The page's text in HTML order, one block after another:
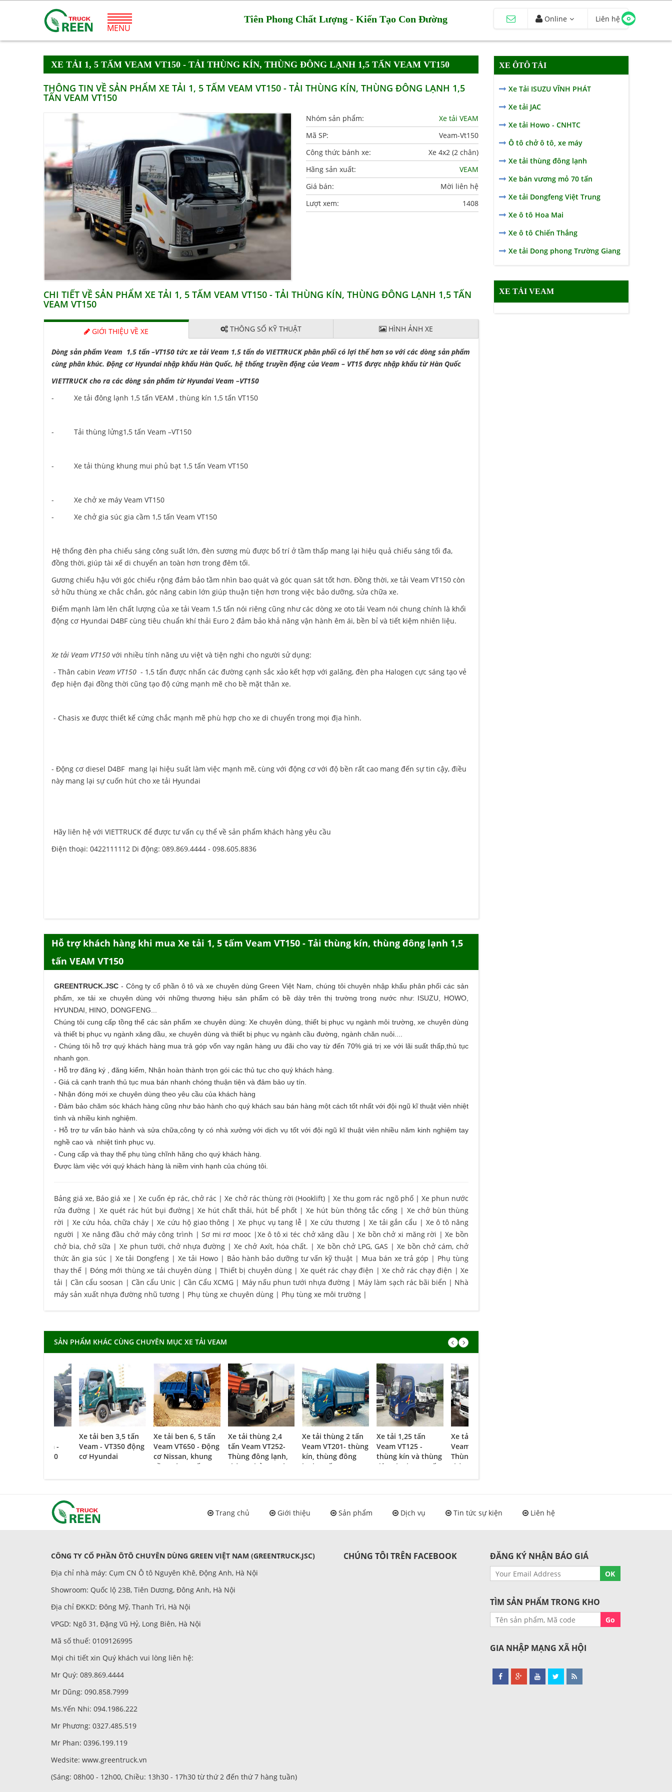
MENU
Tiên Phong Chất Lượng - Kiến Tạo Con Đường Online Liên hệ
XE TẢI 1, 5 TẤM VEAM VT150 - TẢI THÙNG KÍN, THÙNG ĐÔNG LẠNH 1,5 TẤN VEAM VT150
THÔNG TIN VỀ SẢN PHẨM XE TẢI 1, 5 TẤM VEAM VT150 - TẢI THÙNG KÍN, THÙNG ĐÔNG LẠNH 1,5
TẤN VEAM VT150
Nhóm sản phẩm:
Xe tải VEAM
Mã SP:
Veam-Vt150
Công thức bánh xe:
Xe 4x2 (2 chân)
Hãng sản xuất:
VEAM
Giá bán:
Mời liên hệ
Lượt xem:
1408
CHI TIẾT VỀ SẢN PHẨM XE TẢI 1, 5 TẤM VEAM VT150 - TẢI THÙNG KÍN, THÙNG ĐÔNG LẠNH 1,5 TẤN
VEAM VT150
GIỚI THIỆU VỀ XE THÔNG SỐ KỸ THUẬT HÌNH ẢNH XE
Dòng sản phẩm Veam 1,5 tấn –VT150 tức xe tải Veam 1,5 tấn do VIETTRUCK phân phối có lợi thế hơn so với các dòng sản phẩm
cùng phân khúc. Động cơ Hyundai nhập khẩu Hàn Quốc, hệ thống truyền động của Veam – VT15 được nhập khẩu từ Hàn Quốc
VIETTRUCK cho ra các dòng sản phẩm từ Hyundai Veam –VT150
- Xe tải đông lạnh 1,5 tấn VEAM , thùng kín 1,5 tấn VT150
- Tải thùng lửng1,5 tấn Veam –VT150
- Xe tải thùng khung mui phủ bạt 1,5 tấn Veam VT150
- Xe chở xe máy Veam VT150
- Xe chở gia súc gia cầm 1,5 tấn Veam VT150
Hệ thống đèn pha chiếu sáng công suất lớn, đèn sương mù được bố trí ở tầm thấp mang lại hiệu quả chiếu sáng tối đa,
đồng thời, giúp tài xế di chuyển an toàn hơn trong đêm tối.
Gương chiếu hậu với góc chiếu rộng đảm bảo tầm nhìn bao quát và góc quan sát tốt hơn. Đồng thời, xe tải Veam VT150 còn
sở hữu thùng xe chắc chắn, góc nâng cabin lớn giúp thuận tiện hơn trong việc bảo dưỡng, sửa chữa xe.
Điểm mạnh làm lên chất lượng của xe tải Veam 1,5 tấn nói riêng cũng như các dòng xe oto tải Veam nói chung chính là khối
động cơ Hyundai D4BF cùng tiêu chuẩn khí thải Euro 2 đảm bảo khả năng vận hành êm ái, bền bỉ và tiết kiệm nhiên liệu.
Xe tải Veam VT150 với nhiều tính năng ưu việt và tiện nghi cho người sử dụng:
- Thân cabin Veam VT150 - 1,5 tấn được nhấn các đường cạnh sắc xảo kết hợp với galăng, đèn pha Halogen cực sáng tạo vẻ
đẹp hiện đại đồng thời cũng tạo độ cứng mạnh mẽ cho bề mặt thân xe.
- Chasis xe được thiết kế cứng chắc mạnh mẽ phù hợp cho xe di chuyển trong mọi địa hình.
- Động cơ diesel D4BF mang lại hiệu suất làm việc mạnh mẽ, cùng với động cơ với độ bền rất cao mang đến sự tin cậy, điều
này mang lại sự cuốn hút cho xe tải Hyundai
Hãy liên hệ với VIETTRUCK để được tư vấn cụ thể về sản phẩm khách hàng yêu cầu
Điện thoại: 0422111112 Di động: 089.869.4444 - 098.605.8836
Hỗ trợ khách hàng khi mua Xe tải 1, 5 tấm Veam VT150 - Tải thùng kín, thùng đông lạnh 1,5
tấn VEAM VT150
GREENTRUCK.JSC - Công ty cổ phần ô tô và xe chuyên dùng Green Việt Nam, chúng tôi chuyên nhập khẩu phân phối các sản
phẩm, xe tải xe chuyên dùng với những thương hiệu sản phẩm có bề dày trên thị trường trong nước như: ISUZU, HOWO,
HYUNDAI, HINO, DONGFENG...
Chúng tôi cung cấp tồng thể các sản phẩm xe chuyên dùng: Xe chuyên dùng, thiết bị phục vụ ngành môi trường, xe chuyên dùng
và thiết bị phục vụ ngành xăng dầu, xe chuyên dùng và thiết bị phục vụ ngành cầu đường, ngành chăn nuôi....
- Chúng tôi hỗ trợ quý khách hàng mua trả gópvốn vay ngân hàng ưu đãi cho vay từ đến 70% giá trị xe với lãi suất thấp,thủ tục
nhanh gọn.
- Hỗ trợ đăng ký , đăng kiểm, Nhận hoàn thành trọn gói các thủ tục cho quý khách hàng.
- Giá cả cạnh tranh thủ tục mua bán nhanh chóng thuận tiện và đảm bảo uy tín.
- Nhận đóng mới xe chuyên dùng theo yêu cầu của khách hàng
- Đảm bảo chăm sóc khách hàng cũng như bảo hành cho quý khách sau bán hàng một cách tốt nhất với đội ngũ kĩ thuật viên nhiệt
tình và nhiều kinh nghiệm.
- Hỗ trợ tư vấn bảo hành và sửa chữa,công ty có nhà xưởng với dịch vụ tốt với đội ngũ kĩ thuật viên nhiều năm kinh nghiệm tay
nghề cao và nhiệt tình phục vụ.
- Cung cấp và thay thế phụ tùng chĩnh hãng cho quý khách hàng.
Được làm việc với quý khách hàng là niềm vinh hạnh của chúng tôi.
Bảng giá xe, Báo giá xe | Xe cuốn ép rác, chở rác |Xe chở rác thùng rời (Hooklift)|Xe thu gom rác ngõ phố| Xe phun nước
rửa đường | Xe quét rác hút bụi đường | Xe hút chất thải, hút bể phốt|Xe hút bùn thông tắc cống | Xe chở bùn thùng
rời | Xe cứu hỏa, chữa cháy|Xe cứu hộ giao thông | Xe phục vụ tang lễ | Xe cứu thương | Xe tải gắn cẩu | Xe ô tô nâng
người |Xe nâng đầu chở máy công trình |Sơ mi rơ mooc |Xe ô tô xi téc chở xăng dầu |Xe bồn chở xi măng rời |Xe bồn
chở bia, chở sữa |Xe phun tưới, chở nhựa đường |Xe chở Axít, hóa chất. | Xe bồn chở LPG, GAS | Xe bồn chở cám, chở
thức ăn gia súc | Xe tải Dongfeng |Xe tải Howo| Bảo hành bảo dưỡng tư vấn kỹ thuật| Mua bán xe trả góp | Phụ tùng
thay thế |Đóng mới thùng xe tải chuyên dùng | Thiết bị chuyên dùng | Xe quét rác chạy điện | Xe chở rác chạy điện |Xe
tải | Cần cẩu soosan | Cần cẩu Unic | Cần Cẩu XCMG | Máy nấu phun tưới nhựa đường | Máy làm sạch rác bãi biển | Nhà
máy sản xuất nhựa đường nhũ tương | Phụ tùng xe chuyên dùng | Phụ tùng xe môi trường |
SẢN PHẨM KHÁC CÙNG CHUYÊN MỤC XE TẢI VEAM
Hyundai Veam -
Hyundai HD800
Xe tải ben 3,5 tấn
Veam - VT350 động
cơ Hyundai
Xe tải ben 6, 5 tấn
Veam VT650 - Động
cơ Nissan, khung
gầm Hàn Quốc
Xe tải thùng 2,4
tấn Veam VT252-
Thùng đông lạnh,
thùng chở xe máy
Xe tải thùng 2 tấn
Veam VT201- thùng
kín, thùng đông
lạnh 2 tấn Veam
Xe tải 1,25 tấn
Veam VT125 -
thùng kín và thùng
đông lạnh 1,25 tấn
Xe tải thùng 1 tấn
Veam VT100 -
Thùng đông lạnh,
thùng kín 1 tấn
XE ÔTÔ TẢI
Xe Tải ISUZU VĨNH PHÁT
Xe tải JAC
Xe tải Howo - CNHTC
Ô tô chở ô tô, xe máy
Xe tải thùng đông lạnh
Xe bán vương mỏ 70 tấn
Xe tải Dongfeng Việt Trung
Xe ô tô Hoa Mai
Xe ô tô Chiến Thắng
Xe tải Dong phong Trường Giang
XE TẢI VEAM
Trang chủ Giới thiệu Sản phẩm Dịch vụ Tin tức sự kiện Liên hệ
CÔNG TY CỔ PHẦN ÔTÔ CHUYÊN DÙNG GREEN VIỆT NAM (GREENTRUCK.JSC)
Địa chỉ nhà máy: Cụm CN Ô tô Nguyên Khê, Động Anh, Hà Nội
Showroom: Quốc lộ 23B, Tiên Dương, Đông Anh, Hà Nội
Địa chỉ ĐKKD: Đông Mỹ, Thanh Trì, Hà Nội
VPGD: Ngõ 31, Đặng Vũ Hỷ, Long Biên, Hà Nội
Mã số thuế: 0109126995
Mọi chi tiết xin Quý khách vui lòng liên hệ:
Mr Quý: 089.869.4444
Mr Dũng: 090.858.7999
Ms.Yến Nhi: 094.1986.222
Mr Phương: 0327.485.519
Mr Phan: 0396.199.119
Wedsite: www.greentruck.vn
(Sáng: 08h00 - 12h00, Chiều: 13h30 - 17h30 từ thứ 2 đến thứ 7 hàng tuần)
CHÚNG TÔI TRÊN FACEBOOK ĐĂNG KÝ NHẬN BÁO GIÁ
TÌM SẢN PHẨM TRONG KHO
GIA NHẬP MẠNG XÃ HỘI